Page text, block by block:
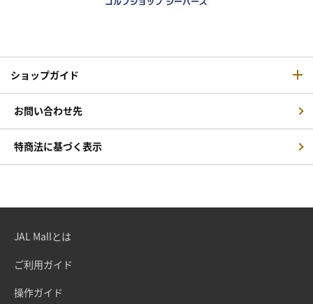
ショップガイド
お問い合わせ先
特商法に基づく表示
JAL Mallとは
ご利用ガイド
操作ガイド